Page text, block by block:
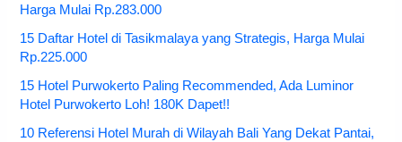
Harga Mulai Rp.283.000
15 Daftar Hotel di Tasikmalaya yang Strategis, Harga Mulai
Rp.225.000
15 Hotel Purwokerto Paling Recommended, Ada Luminor
Hotel Purwokerto Loh! 180K Dapet!!
10 Referensi Hotel Murah di Wilayah Bali Yang Dekat Pantai,